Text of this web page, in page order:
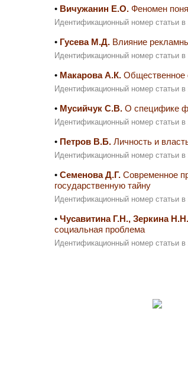
• Вичужанин Е.О. Феномен
Идентификационный номер статьи
• Гусева М.Д. Влияние
Идентификационный номер статьи
• Макарова А.К. Общественное
Идентификационный номер статьи
• Мусийчук С.В. О специфике
Идентификационный номер статьи
• Петров В.Б. Личность и
Идентификационный номер статьи
• Семенова Д.Г. Современное
государственную тайну
Идентификационный номер статьи
• Чусавитина Г.Н., Зеркина Н.Н.
социальная проблема
Идентификационный номер статьи